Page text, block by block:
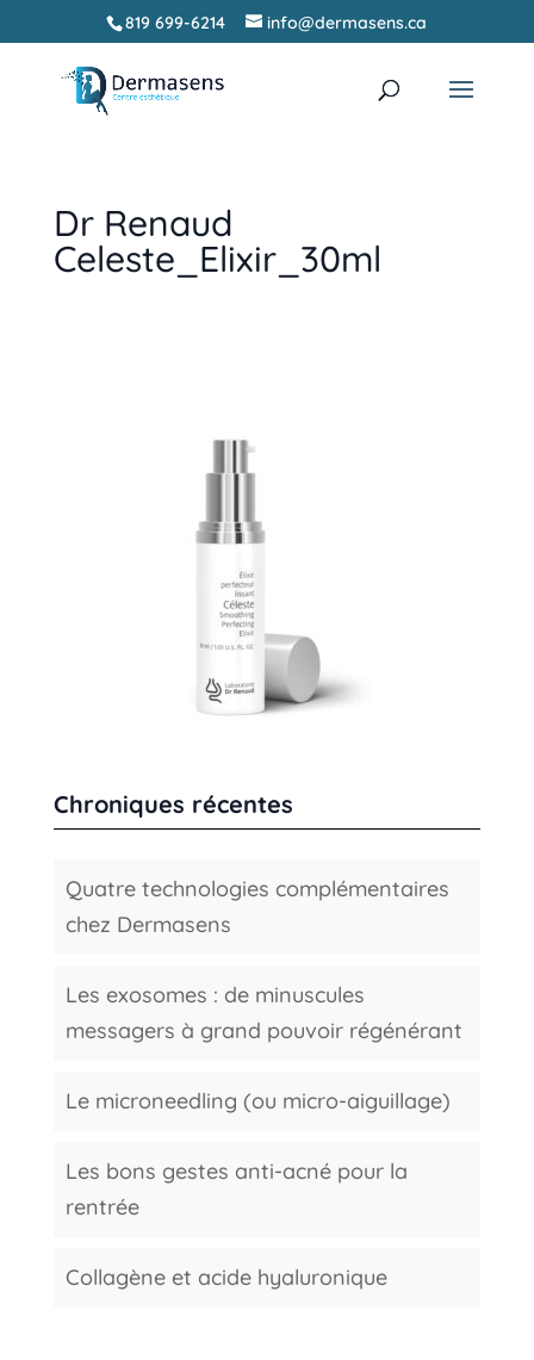
819 699-6214 info@dermasens.ca
Dr Renaud
Celeste_Elixir_30ml
Chroniques récentes
Quatre technologies complémentaires
chez Dermasens
Les exosomes : de minuscules
messagers à grand pouvoir régénérant
Le microneedling (ou micro-aiguillage)
Les bons gestes anti-acné pour la
rentrée
Collagène et acide hyaluronique